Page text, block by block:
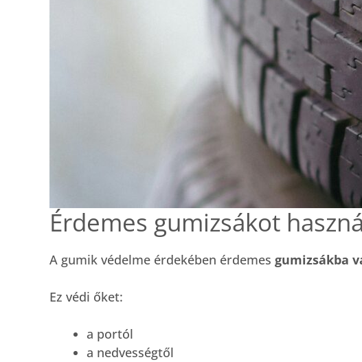
Érdemes gumizsákot
A gumik védelme érdekében érdemes gumizsákba
Ez védi őket:
a portól
a nedvességtől